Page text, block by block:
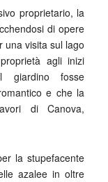
proprietario, la
di opere
una visita sul lago
agli inizi
giardino fosse
e che la
di Canova,
la stupefacente
azalee in oltre